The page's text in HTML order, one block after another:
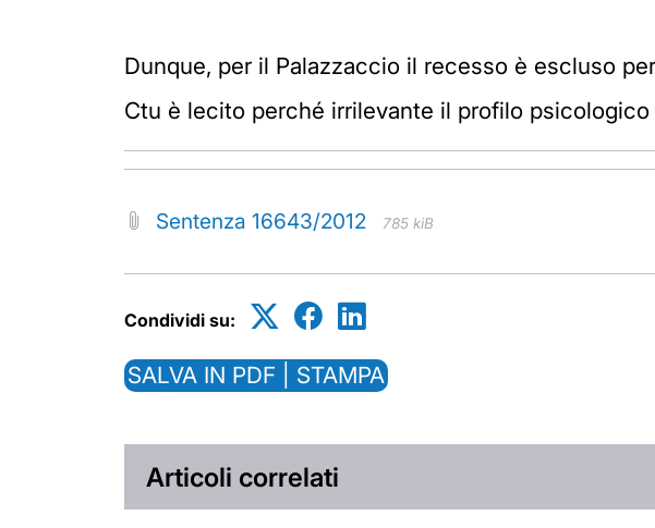
Dunque, per il Palazzaccio il recesso è escluso
Ctu è lecito perché irrilevante il profilo
Sentenza 16643/2012 785 kiB
Condividi su:
SALVA IN PDF | STAMPA
Articoli correlati